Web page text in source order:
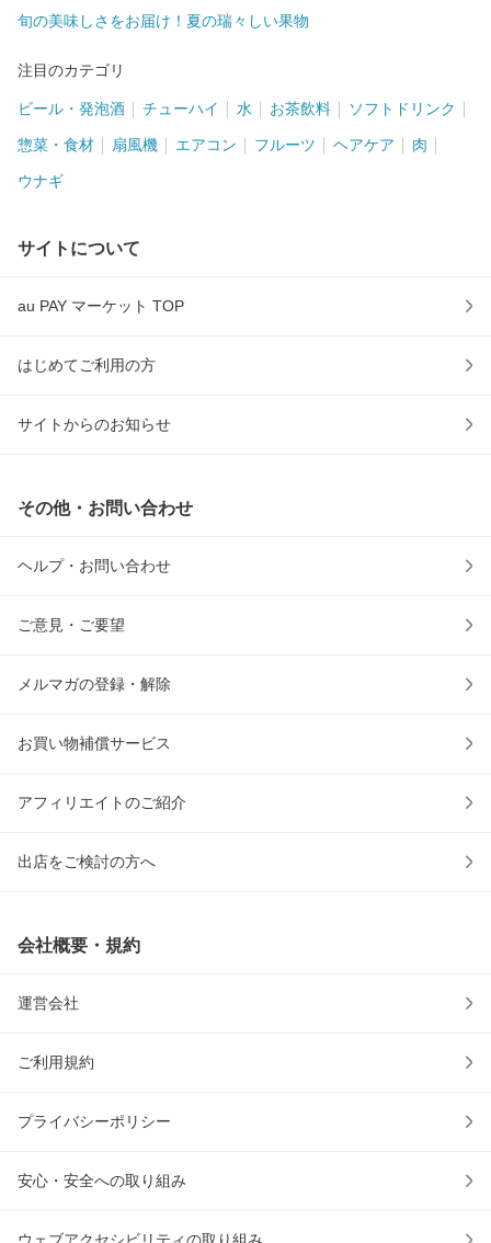
旬の美味しさをお届け！夏の瑞々しい果物
注目のカテゴリ
ビール・発泡酒 チューハイ 水 お茶飲料 ソフトドリンク
惣菜・食材 扇風機 エアコン フルーツ ヘアケア 肉
ウナギ
サイトについて
au PAY マーケット TOP
はじめてご利用の方
サイトからのお知らせ
その他・お問い合わせ
ヘルプ・お問い合わせ
ご意見・ご要望
メルマガの登録・解除
お買い物補償サービス
アフィリエイトのご紹介
出店をご検討の方へ
会社概要・規約
運営会社
ご利用規約
プライバシーポリシー
安心・安全への取り組み